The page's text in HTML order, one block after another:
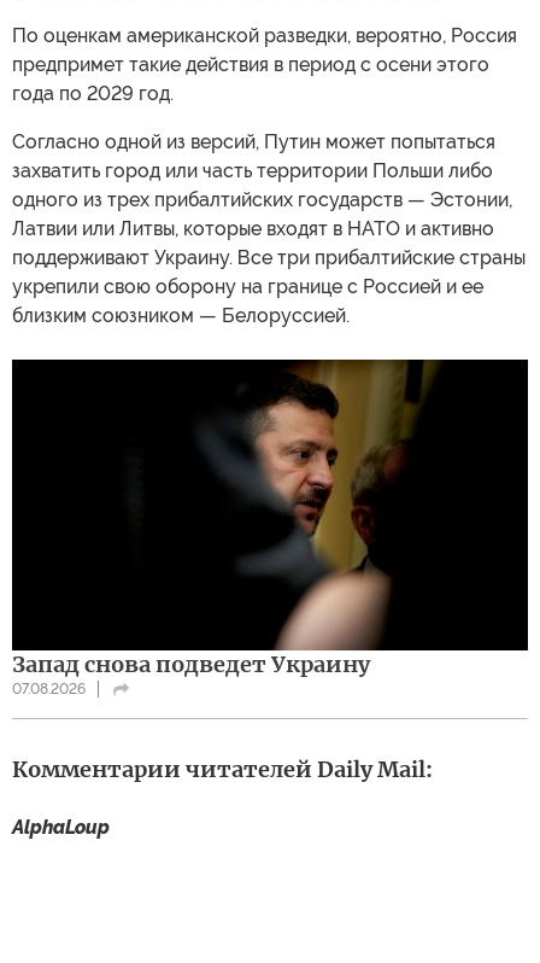
По оценкам американской разведки, вероятно, Россия
предпримет такие действия в период с осени этого
года по 2029 год.
Согласно одной из версий, Путин может попытаться
захватить город или часть территории Польши либо
одного из трех прибалтийских государств — Эстонии,
Латвии или Литвы, которые входят в НАТО и активно
поддерживают Украину. Все три прибалтийские страны
укрепили свою оборону на границе с Россией и ее
близким союзником — Белоруссией.
Запад снова подведет Украину
07.08.2026
Комментарии читателей Daily Mail:
AlphaLoup